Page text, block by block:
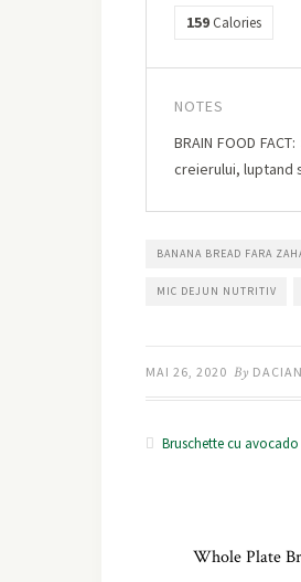
159 Calories
NOTES
BRAIN FOOD
creierului, luptand
BANANA BREAD FARA
MIC DEJUN NUTRITIV
MAI 26, 2020 By
Bruschette cu
Whole Plate